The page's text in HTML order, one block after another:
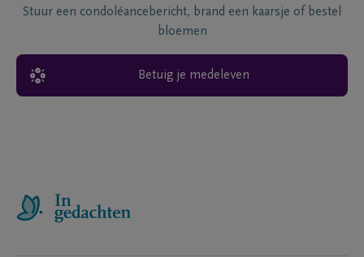
Stuur een condoléancebericht, brand een kaarsje of bestel
bloemen
Betuig je medeleven